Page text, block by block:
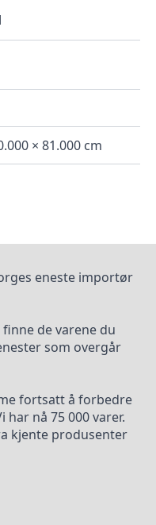
× 81.000 cm
eneste importør
de varene du
som overgår
fortsatt å forbedre
nå 75 000 varer.
kjente produsenter